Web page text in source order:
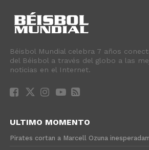
Béisbol Mundial celebra 7 años
del Béisbol a través del globo a las
noticias en el Internet.
ULTIMO MOMENTO
Pirates cortan a Marcell Ozuna